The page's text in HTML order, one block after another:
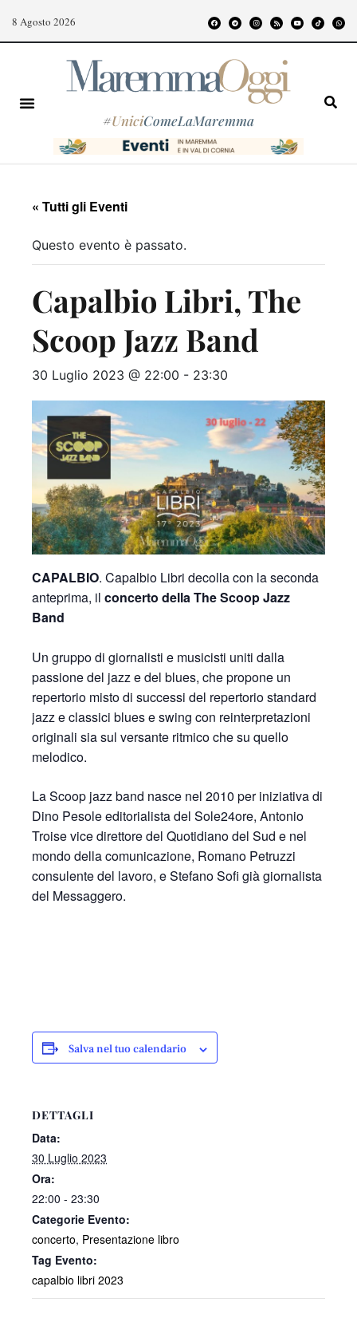
8 Agosto 2026
#UniciComeLaMaremma
« Tutti gli Eventi
Questo evento è passato.
Capalbio Libri, The
Scoop Jazz Band
30 Luglio 2023 @ 22:00 - 23:30
CAPALBIO. Capalbio Libri decolla con la seconda
anteprima, il concerto della The Scoop Jazz
Band
Un gruppo di giornalisti e musicisti uniti dalla
passione del jazz e del blues, che propone un
repertorio misto di successi del repertorio standard
jazz e classici blues e swing con reinterpretazioni
originali sia sul versante ritmico che su quello
melodico.
La Scoop jazz band nasce nel 2010 per iniziativa di
Dino Pesole editorialista del Sole24ore, Antonio
Troise vice direttore del Quotidiano del Sud e nel
mondo della comunicazione, Romano Petruzzi
consulente del lavoro, e Stefano Sofi già giornalista
del Messaggero.
Salva nel tuo calendario
DETTAGLI
Data:
30 Luglio 2023
Ora:
22:00 - 23:30
Categorie Evento:
concerto, Presentazione libro
Tag Evento:
capalbio libri 2023